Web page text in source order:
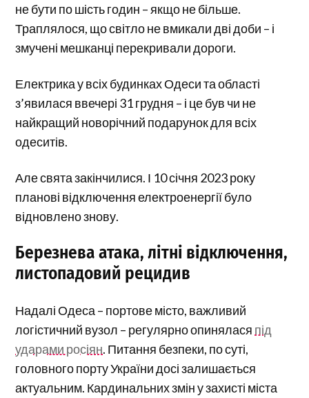
не бути по шість годин – якщо не більше.
Траплялося, що світло не вмикали дві доби – і
змучені мешканці перекривали дороги.
Електрика у всіх будинках Одеси та області
з’явилася ввечері 31 грудня – і це був чи не
найкращий новорічний подарунок для всіх
одеситів.
Але свята закінчилися. І 10 січня 2023 року
планові відключення електроенергії було
відновлено знову.
Березнева атака, літні відключення,
листопадовий рецидив
Надалі Одеса – портове місто, важливий
логістичний вузол – регулярно опинялася під
ударами росіян. Питання безпеки, по суті,
головного порту України досі залишається
актуальним. Кардинальних змін у захисті міста